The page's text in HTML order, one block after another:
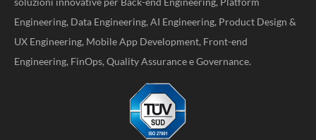
Engineering, Data Engineering, AI Engineering, Product Design &
UX Engineering, Mobile App Development, Front-end
Engineering, FinOps, Quality Assurance e Governance.